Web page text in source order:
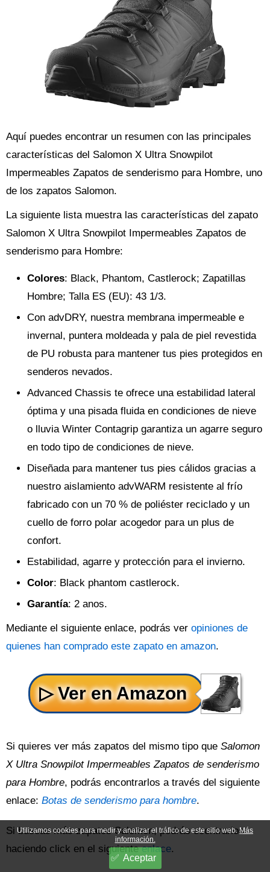
Aquí puedes encontrar un resumen con las principales
características del Salomon X Ultra Snowpilot
Impermeables Zapatos de senderismo para Hombre, uno
de los zapatos Salomon.
La siguiente lista muestra las características del zapato
Salomon X Ultra Snowpilot Impermeables Zapatos de
senderismo para Hombre:
Colores: Black, Phantom, Castlerock; Zapatillas
Hombre; Talla ES (EU): 43 1/3.
Con advDRY, nuestra membrana impermeable e
invernal, puntera moldeada y pala de piel revestida
de PU robusta para mantener tus pies protegidos en
senderos nevados.
Advanced Chassis te ofrece una estabilidad lateral
óptima y una pisada fluida en condiciones de nieve
o lluvia Winter Contagrip garantiza un agarre seguro
en todo tipo de condiciones de nieve.
Diseñada para mantener tus pies cálidos gracias a
nuestro aislamiento advWARM resistente al frío
fabricado con un 70 % de poliéster reciclado y un
cuello de forro polar acogedor para un plus de
confort.
Estabilidad, agarre y protección para el invierno.
Color: Black phantom castlerock.
Garantía: 2 anos.
Mediante el siguiente enlace, podrás ver opiniones de
quienes han comprado este zapato en amazon.
Si quieres ver más zapatos del mismo tipo que Salomon
X Ultra Snowpilot Impermeables Zapatos de senderismo
para Hombre, podrás encontrarlos a través del siguiente
enlace: Botas de senderismo para hombre.
Si buscas más zapatos Salomon, podrás econtrarlos
haciendo click en el siguienteenlace.
Utilizamos cookies para medir y analizar el tráfico de este sitio web.Más
información.
Aceptar